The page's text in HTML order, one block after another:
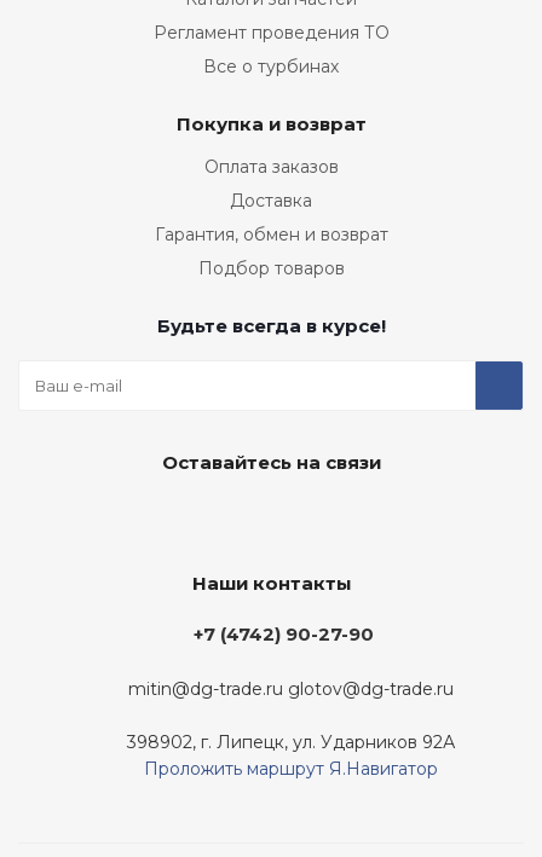
Регламент проведения ТО
Все о турбинах
Покупка и возврат
Оплата заказов
Доставка
Гарантия, обмен и возврат
Подбор товаров
Будьте всегда в курсе!
Оставайтесь на связи
Наши контакты
+7 (4742) 90-27-90
mitin@dg-trade.ru glotov@dg-trade.ru
398902, г. Липецк, ул. Ударников 92А
Проложить маршрут Я.Навигатор